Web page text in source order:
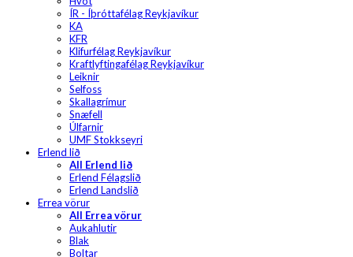
ÍR - Íþróttafélag Reykjavíkur
KA
KFR
Klifurfélag Reykjavíkur
Kraftlyftingafélag Reykjavíkur
Leiknir
Selfoss
Skallagrímur
Snæfell
Úlfarnir
UMF Stokkseyri
Erlend lið
All Erlend lið
Erlend Félagslið
Erlend Landslið
Errea vörur
All Errea vörur
Aukahlutir
Blak
Boltar